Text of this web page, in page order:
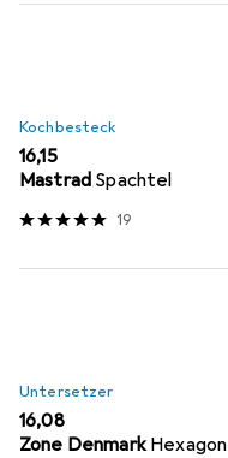
Kochbesteck
EUR
16,15
Mastrad Spachtel
19
Untersetzer
EUR
16,08
Zone Denmark Hexagon